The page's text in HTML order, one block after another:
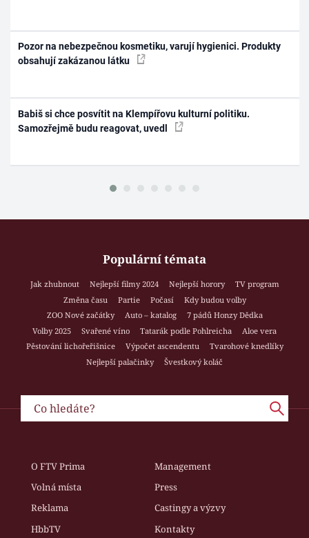
Pozor na nebezpečnou kosmetiku, varují hygienici. Produkty
obsahují zakázanou látku
Babiš si chce posvítit na Klempířovu kulturní politiku.
Samozřejmě budu reagovat, uvedl
Populární témata
Jak zhubnout Nejlepší filmy 2024 Nejlepší horory
TV program
Změna času
Partie Počasí
Kdy budou volby
ZOO Nové začátky
Auto – katalog
7 pádů Honzy Dědka
Volby 2025
Svařené víno Tatarák podle Pohlreicha
Aloe vera
Pěstování lichořeřišnice
Výpočet ascendentu
Tvarohové knedlíky
Nejlepší palačinky
Švestkový koláč
O FTV Prima
Management
Volná místa
Press
Reklama
Castingy a výzvy
HbbTV
Kontakty